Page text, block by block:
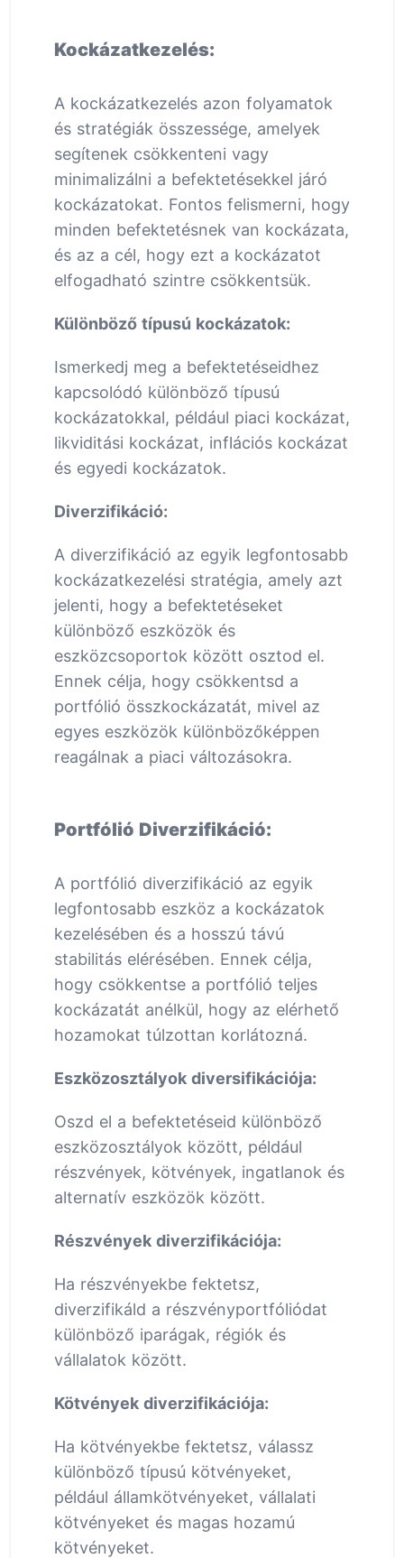
Kockázatkezelés:
A kockázatkezelés azon folyamatok
és stratégiák összessége, amelyek
segítenek csökkenteni vagy
minimalizálni a befektetésekkel járó
kockázatokat. Fontos felismerni, hogy
minden befektetésnek van kockázata,
és az a cél, hogy ezt a kockázatot
elfogadható szintre csökkentsük.
Különböző típusú kockázatok:
Ismerkedj meg a befektetéseidhez
kapcsolódó különböző típusú
kockázatokkal, például piaci kockázat,
likviditási kockázat, inflációs kockázat
és egyedi kockázatok.
Diverzifikáció:
A diverzifikáció az egyik legfontosabb
kockázatkezelési stratégia, amely azt
jelenti, hogy a befektetéseket
különböző eszközök és
eszközcsoportok között osztod el.
Ennek célja, hogy csökkentsd a
portfólió összkockázatát, mivel az
egyes eszközök különbözőképpen
reagálnak a piaci változásokra.
Portfólió Diverzifikáció:
A portfólió diverzifikáció az egyik
legfontosabb eszköz a kockázatok
kezelésében és a hosszú távú
stabilitás elérésében. Ennek célja,
hogy csökkentse a portfólió teljes
kockázatát anélkül, hogy az elérhető
hozamokat túlzottan korlátozná.
Eszközosztályok diversifikációja:
Oszd el a befektetéseid különböző
eszközosztályok között, például
részvények, kötvények, ingatlanok és
alternatív eszközök között.
Részvények diverzifikációja:
Ha részvényekbe fektetsz,
diverzifikáld a részvényportfóliódat
különböző iparágak, régiók és
vállalatok között.
Kötvények diverzifikációja:
Ha kötvényekbe fektetsz, válassz
különböző típusú kötvényeket,
például államkötvényeket, vállalati
kötvényeket és magas hozamú
kötvényeket.